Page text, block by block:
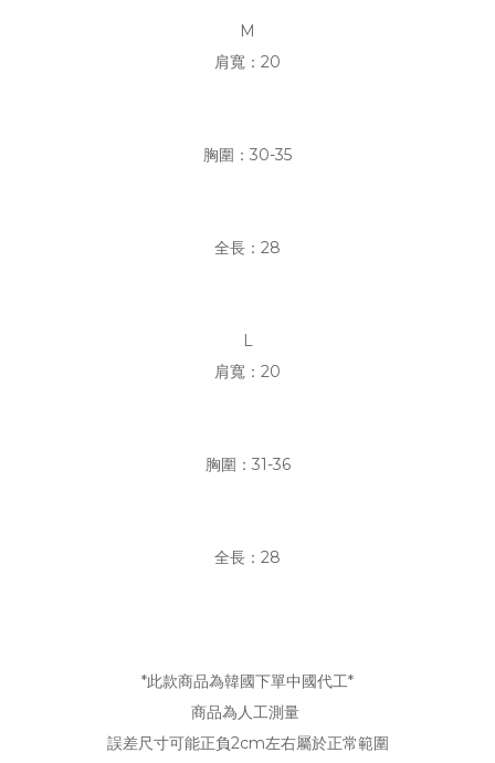
M
肩寬：20
胸圍：30-35
全長：28
L
肩寬：20
胸圍：31-36
全長：28
*此款商品為韓國下單中國代工*
商品為人工測量
誤差尺寸可能正負2cm左右屬於正常範圍